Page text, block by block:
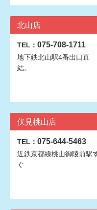
北山店
TEL： 075-708-1711
地下鉄北山駅4番出口直
結。
伏見桃山店
TEL： 075-644-5463
近鉄京都線桃山御陵前駅
ぐ